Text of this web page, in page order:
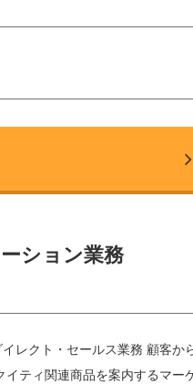
ション業務
レクト・セールス業務 顧客
ティ関連商品を案内するマー